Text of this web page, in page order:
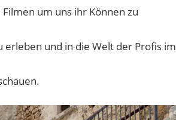
um uns ihr Können zu
erleben und in die Welt der Profis im